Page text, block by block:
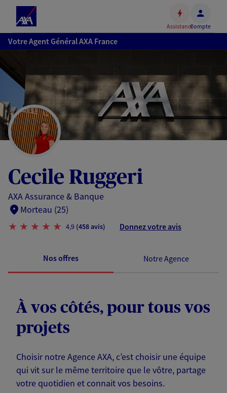
Accéder
au
Accéder
au
pied
de
page
AssistanceCompte
Votre Agent Général AXA France
Cecile Ruggeri
AXA Assurance & Banque
Morteau (25)
4,9 (458 avis) Donnez votre avis
Nos offres Notre Agence
À vos côtés, pour tous vos
projets
Choisir notre Agence AXA, c’est choisir une équipe
qui vit sur le même territoire que le vôtre, partage
votre quotidien et connait vos besoins.